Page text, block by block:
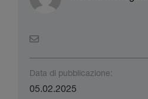
Data di pubblicazione:
05.02.2025